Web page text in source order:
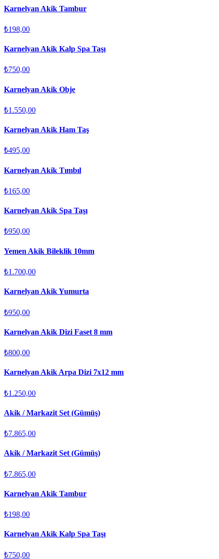
Karnelyan Akik Tambur
₺198,00
Karnelyan Akik Kalp Spa Taşı
₺750,00
Karnelyan Akik Obje
₺1.550,00
Karnelyan Akik Ham Taş
₺495,00
Karnelyan Akik Tımbıl
₺165,00
Karnelyan Akik Spa Taşı
₺950,00
Yemen Akik Bileklik 10mm
₺1.700,00
Karnelyan Akik Yumurta
₺950,00
Karnelyan Akik Dizi Faset 8 mm
₺800,00
Karnelyan Akik Arpa Dizi 7x12 mm
₺1.250,00
Akik / Markazit Set (Gümüş)
₺7.865,00
Akik / Markazit Set (Gümüş)
₺7.865,00
Karnelyan Akik Tambur
₺198,00
Karnelyan Akik Kalp Spa Taşı
₺750,00